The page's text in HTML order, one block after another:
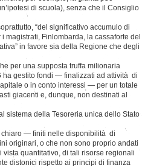
di scuola), senza che il Consiglio
“del significativo accumulo di
magistrati, Finlombarda, la cassaforte del
in favore sia della Regione che degli
per una supposta truffa milionaria
ha gestito fondi — finalizzati ad attività di
o in conto interessi — per un totale
giacenti e, dunque, non destinati al
sistema della Tesoreria unica dello Stato
chiaro — finiti nelle disponibilità di
originari, o che non sono proprio andati
vista quantitativo, di tali risorse regionali
distonici rispetto ai principi di finanza